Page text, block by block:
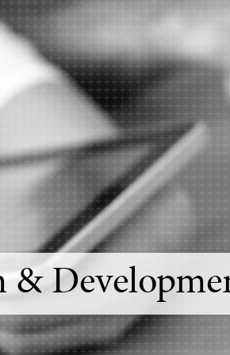
&